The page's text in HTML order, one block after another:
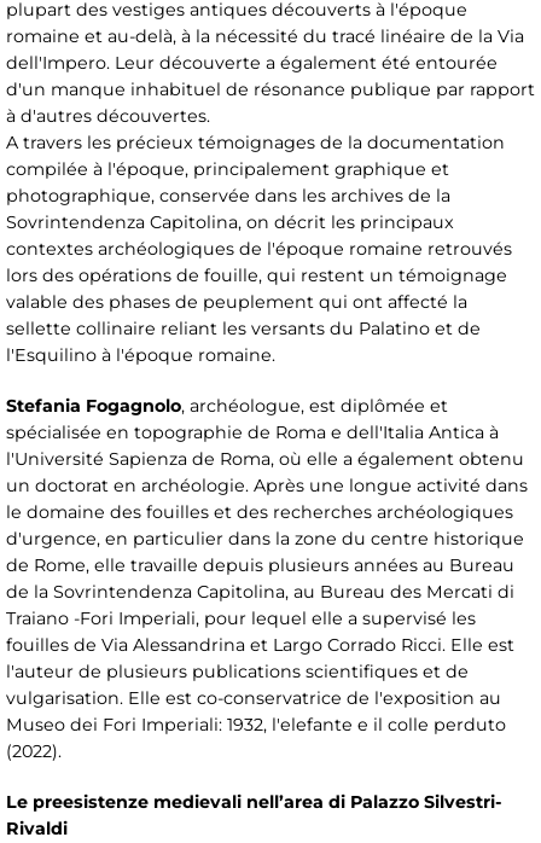
plupart des vestiges antiques découverts à l'époque
romaine et au-delà, à la nécessité du tracé linéaire de la Via
dell'Impero. Leur découverte a également été entourée
d'un manque inhabituel de résonance publique par rapport
à d'autres découvertes.
A travers les précieux témoignages de la documentation
compilée à l'époque, principalement graphique et
photographique, conservée dans les archives de la
Sovrintendenza Capitolina, on décrit les principaux
contextes archéologiques de l'époque romaine retrouvés
lors des opérations de fouille, qui restent un témoignage
valable des phases de peuplement qui ont affecté la
sellette collinaire reliant les versants du Palatino et de
l'Esquilino à l'époque romaine.
Stefania Fogagnolo, archéologue, est diplômée et
spécialisée en topographie de Roma e dell'Italia Antica à
l'Université Sapienza de Roma, où elle a également obtenu
un doctorat en archéologie. Après une longue activité dans
le domaine des fouilles et des recherches archéologiques
d'urgence, en particulier dans la zone du centre historique
de Rome, elle travaille depuis plusieurs années au Bureau
de la Sovrintendenza Capitolina, au Bureau des Mercati di
Traiano -Fori Imperiali, pour lequel elle a supervisé les
fouilles de Via Alessandrina et Largo Corrado Ricci. Elle est
l'auteur de plusieurs publications scientifiques et de
vulgarisation. Elle est co-conservatrice de l'exposition au
Museo dei Fori Imperiali: 1932, l'elefante e il colle perduto
(2022).
Le preesistenze medievali nell’area di Palazzo Silvestri-
Rivaldi